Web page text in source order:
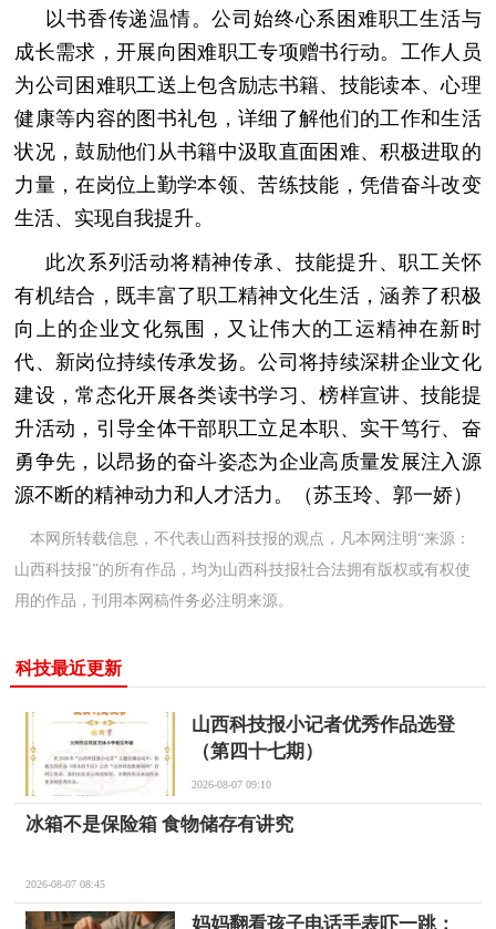
以书香传递温情。公司始终心系困难职工生活与
成长需求，开展向困难职工专项赠书行动。工作人员
为公司困难职工送上包含励志书籍、技能读本、心理
健康等内容的图书礼包，详细了解他们的工作和生活
状况，鼓励他们从书籍中汲取直面困难、积极进取的
力量，在岗位上勤学本领、苦练技能，凭借奋斗改变
生活、实现自我提升。
此次系列活动将精神传承、技能提升、职工关怀
有机结合，既丰富了职工精神文化生活，涵养了积极
向上的企业文化氛围，又让伟大的工运精神在新时
代、新岗位持续传承发扬。公司将持续深耕企业文化
建设，常态化开展各类读书学习、榜样宣讲、技能提
升活动，引导全体干部职工立足本职、实干笃行、奋
勇争先，以昂扬的奋斗姿态为企业高质量发展注入源
源不断的精神动力和人才活力。（苏玉玲、郭一娇）
本网所转载信息，不代表山西科技报的观点，凡本网注明“来源：
山西科技报”的所有作品，均为山西科技报社合法拥有版权或有权使
用的作品，刊用本网稿件务必注明来源。
科技最近更新
山西科技报小记者优秀作品选登
（第四十七期）
2026-08-07 09:10
冰箱不是保险箱 食物储存有讲究
2026-08-07 08:45
妈妈翻看孩子电话手表吓一跳：